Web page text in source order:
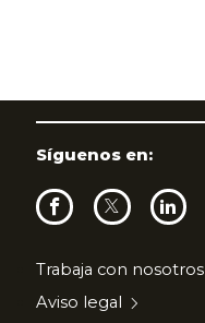
Trabaja con nosotros
Aviso legal
Síguenos en: